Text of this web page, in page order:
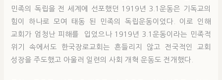
민족의 독립을 전 세계에 선포했던 1919년 3.1운동은 기독교의
힘이 하나로 모여 태동 된 민족의 독립운동이었다. 이로 인해
교회가 엄청난 피해를 입었으나 1919년 3.1운동이라는 민족적
위기 속에서도 한국장로교회는 흔들리지 않고 전국적인 교회
성장을 주도했고 아울러 일련의 사회 개혁 운동도 전개했다.